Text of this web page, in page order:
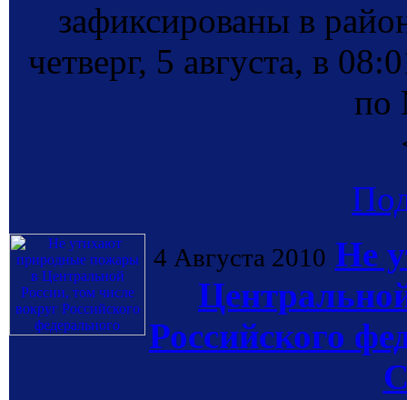
зафиксированы в
четверг, 5 августа, в
по
4 Августа 2010 Не
Российского